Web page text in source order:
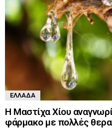
ΕΛΛΆΔΑ
Η Μαστίχα Χίου
φάρμακο με πολλές